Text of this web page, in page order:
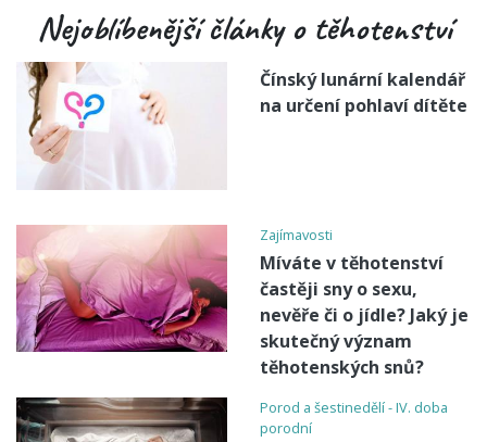
Nejoblíbenější články o těhotenství
Čínský lunární kalendář
na určení pohlaví dítěte
Zajímavosti
Míváte v těhotenství
častěji sny o sexu,
nevěře či o jídle? Jaký je
skutečný význam
těhotenských snů?
Porod a šestinedělí - IV. doba
porodní